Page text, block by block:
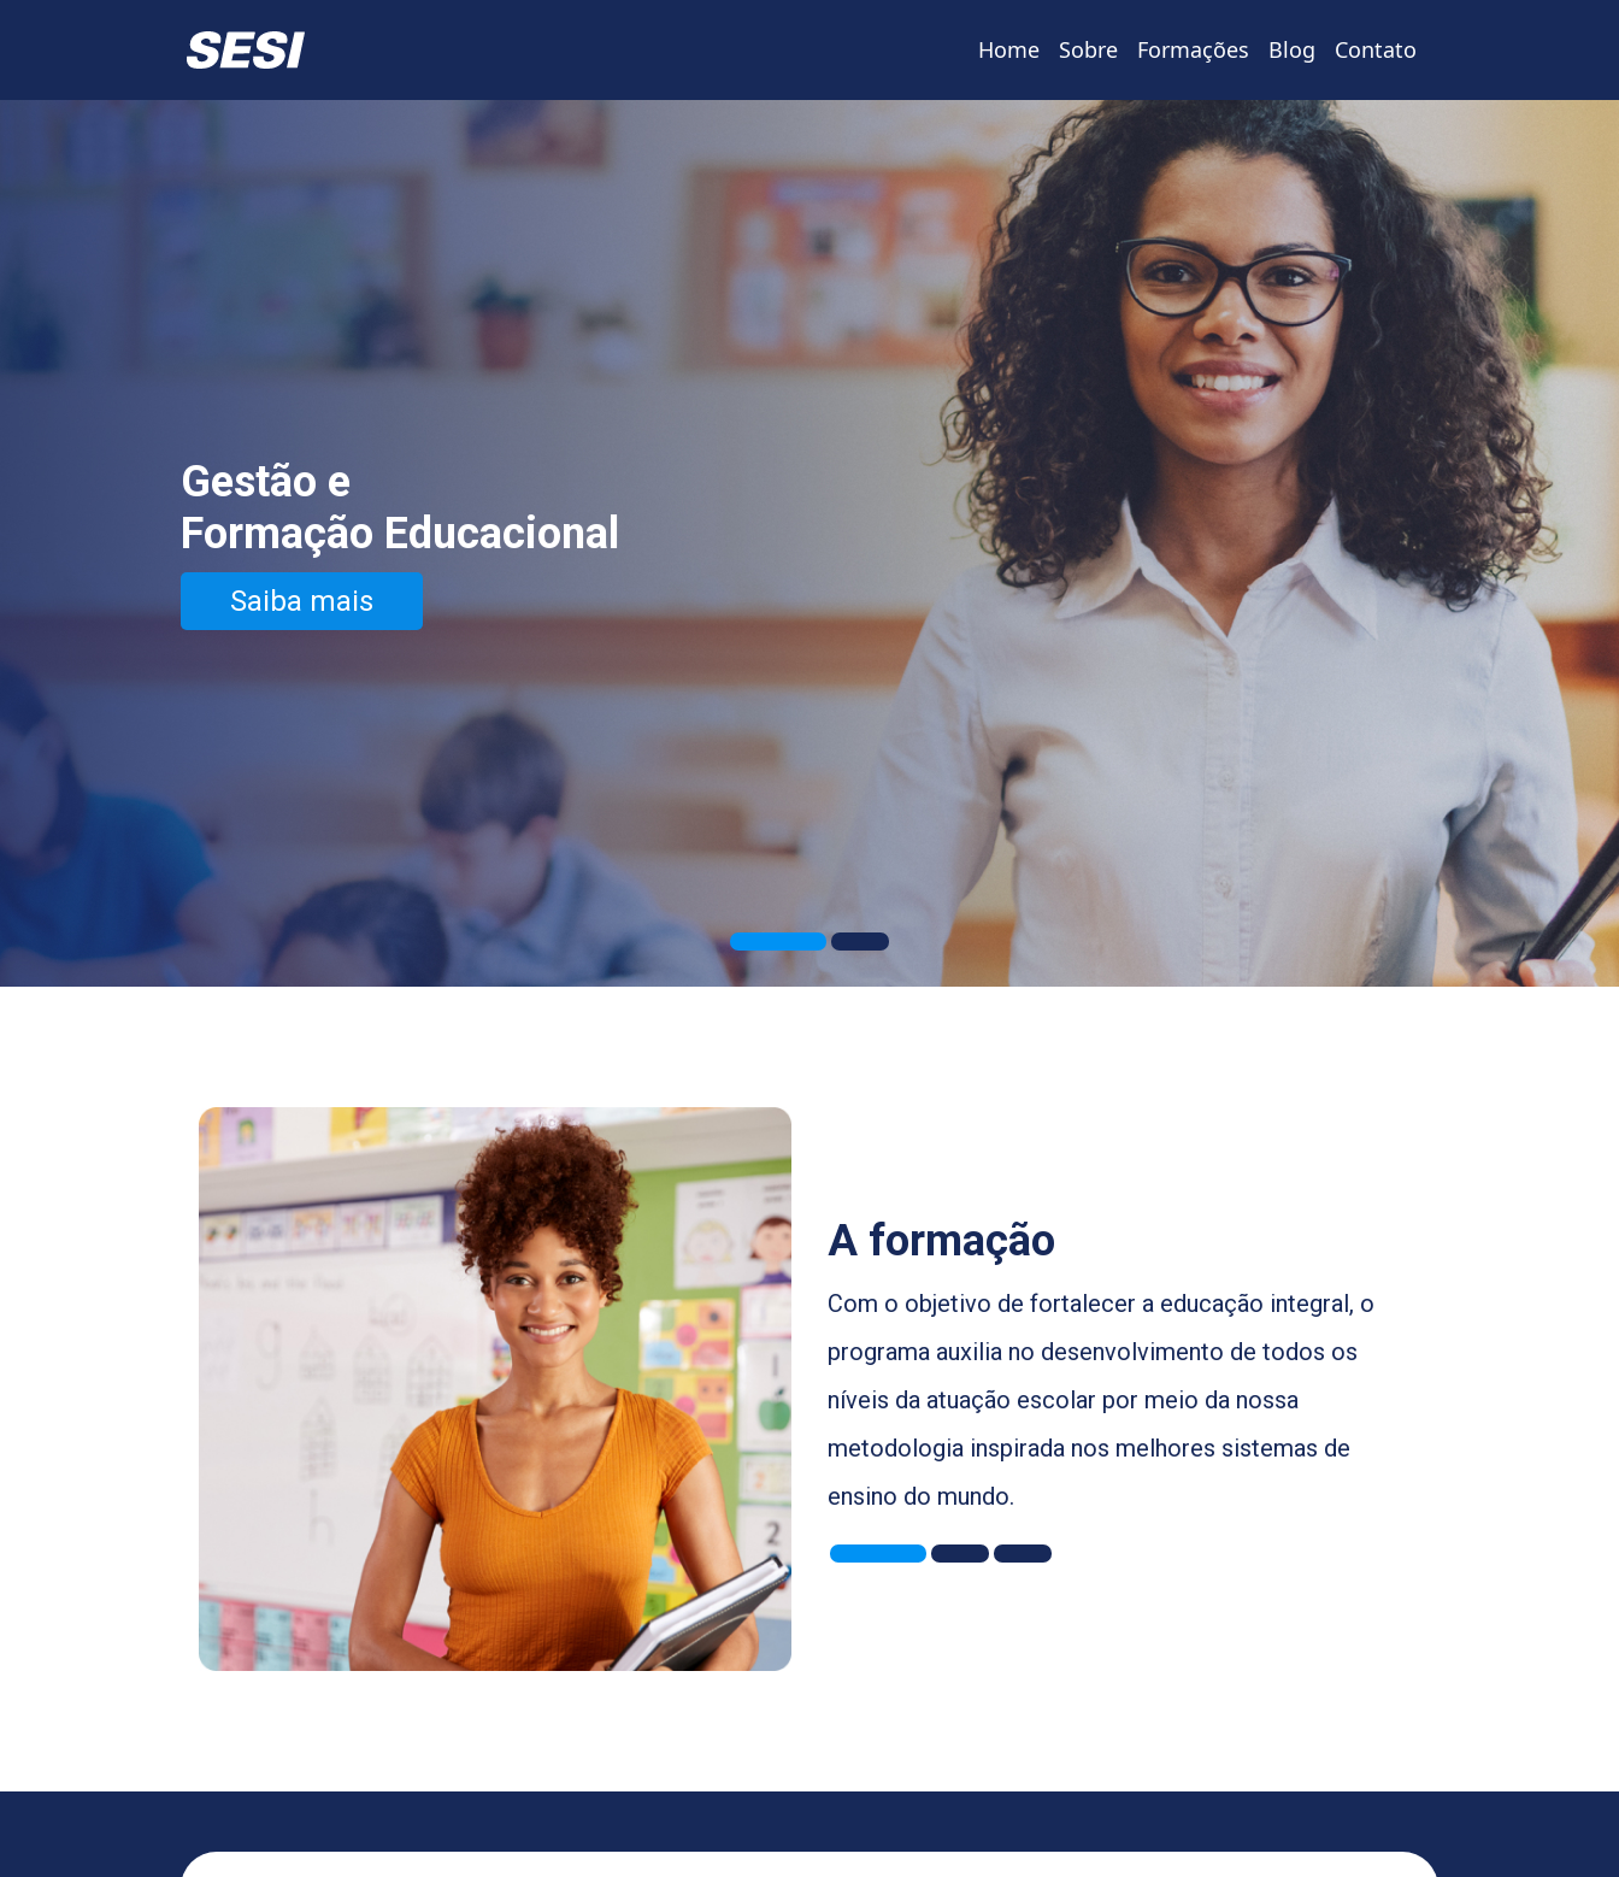
Home Sobre Formações Blog Contato
Gestão e
Formação Educacional
Saiba mais
A formação
Com o objetivo de fortalecer a educação integral, o
programa auxilia no desenvolvimento de todos os
níveis da atuação escolar por meio da nossa
metodologia inspirada nos melhores sistemas de
ensino do mundo.